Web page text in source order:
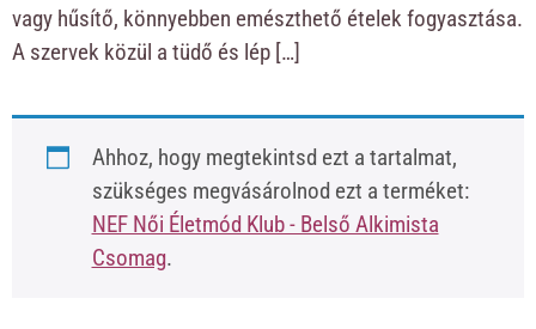
vagy hűsítő, könnyebben emészthető ételek fogyasztása.
A szervek közül a tüdő és lép […]
Ahhoz, hogy megtekintsd ezt a tartalmat,
szükséges megvásárolnod ezt a terméket:
NEF Női Életmód Klub - Belső Alkimista
Csomag.